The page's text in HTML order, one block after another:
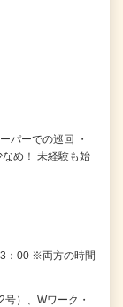
パーでの巡回 ・
め！ 未経験も始
：00 ※両方の時間
）、Wワーク・